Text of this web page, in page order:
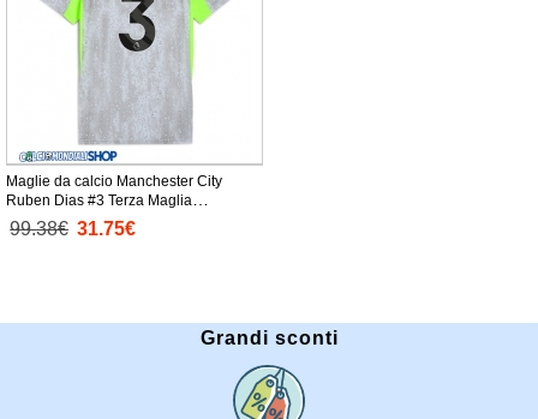
Maglie da calcio Manchester City
Ruben Dias #3 Terza Maglia
Femminile 2025-26 Manica Corta
99.38€ 31.75€
Grandi sconti